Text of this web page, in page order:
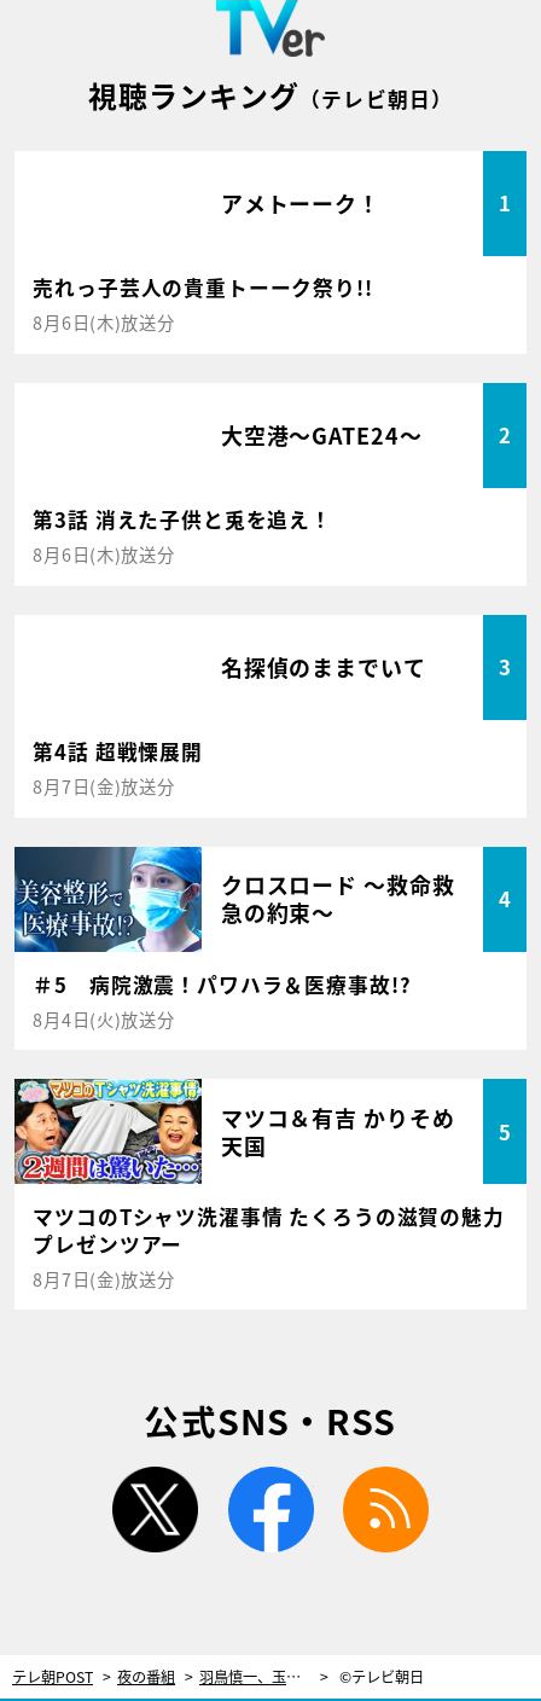
視聴ランキング （テレビ朝日）
アメトーーク！ 1
売れっ子芸人の貴重トーーク祭り!!
8月6日(木)放送分
大空港～GATE24～ 2
第3話 消えた子供と兎を追え！
8月6日(木)放送分
名探偵のままでいて 3
第4話 超戦慄展開
8月7日(金)放送分
クロスロード ～救命救
急の約束～
4
＃5 病院激震！パワハラ＆医療事故!?
8月4日(火)放送分
マツコ＆有吉 かりそめ
天国
5
マツコのTシャツ洗濯事情 たくろうの滋賀の魅力
プレゼンツアー
8月7日(金)放送分
公式SNS・RSS
twitter facebook
テレ朝POST 夜の番組 羽鳥慎一、玉川徹の意外な習慣に驚き！過去に使っていた携帯電話は「全部とってある」 ©テレビ朝日